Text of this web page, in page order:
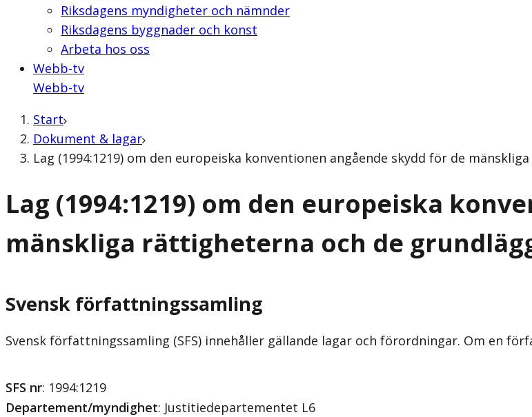
Riksdagens myndigheter och nämnder
Riksdagens byggnader och konst
Arbeta hos oss
Webb-tv
Webb-tv
Start
Dokument & lagar
Lag (1994:1219) om den europeiska konventionen angående skydd för de
Lag (1994:1219) om den europeiska
mänskliga rättigheterna och de
Svensk författningssamling
Svensk författningssamling (SFS) innehåller gällande lagar och förordningar. Om en
SFS nr: 1994:1219
Departement/myndighet: Justitiedepartementet L6